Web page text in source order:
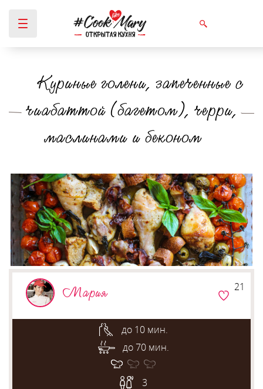
Вы здесь
Куриные голени, запеченные с
чиабаттой (багетом), черри,
маслинами и беконом
Мария
до 10 мин.
до 70 мин.
3
21